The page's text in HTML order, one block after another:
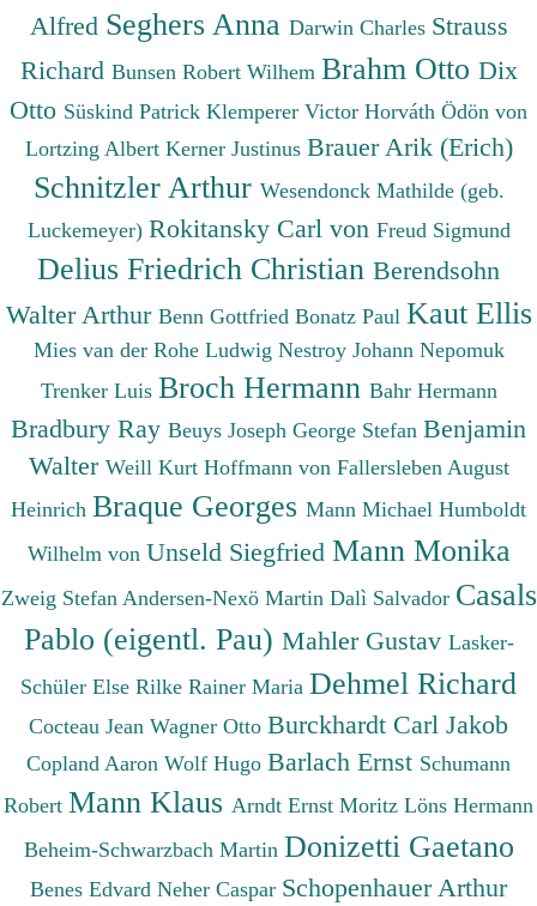
Alfred Seghers Anna Darwin Charles Strauss
Richard Bunsen Robert Wilhem Brahm Otto Dix
Otto Süskind Patrick Klemperer Victor Horváth Ödön von
Lortzing Albert Kerner Justinus Brauer Arik (Erich)
Schnitzler Arthur Wesendonck Mathilde (geb.
Luckemeyer) Rokitansky Carl von Freud Sigmund
Delius Friedrich Christian Berendsohn
Walter Arthur Benn Gottfried Bonatz Paul Kaut Ellis
Mies van der Rohe Ludwig Nestroy Johann Nepomuk
Trenker Luis Broch Hermann Bahr Hermann
Bradbury Ray Beuys Joseph George Stefan Benjamin
Walter Weill Kurt Hoffmann von Fallersleben August
Heinrich Braque Georges Mann Michael Humboldt
Wilhelm von Unseld Siegfried Mann Monika
Zweig Stefan Andersen-Nexö Martin Dalì Salvador Casals
Pablo (eigentl. Pau) Mahler Gustav Lasker-
Schüler Else Rilke Rainer Maria Dehmel Richard
Cocteau Jean Wagner Otto Burckhardt Carl Jakob
Copland Aaron Wolf Hugo Barlach Ernst Schumann
Robert Mann Klaus Arndt Ernst Moritz Löns Hermann
Beheim-Schwarzbach Martin Donizetti Gaetano
Benes Edvard Neher Caspar Schopenhauer Arthur